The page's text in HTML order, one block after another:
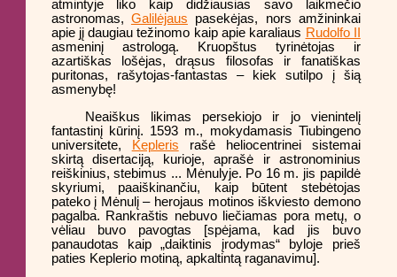
atmintyje liko kaip didžiausias savo laikmečio
astronomas, Galilėjaus pasekėjas, nors amžininkai
apie jį daugiau težinomo kaip apie karaliaus Rudolfo II
asmeninį astrologą. Kruopštus tyrinėtojas ir
azartiškas lošėjas, drąsus filosofas ir fanatiškas
puritonas, rašytojas-fantastas – kiek sutilpo į šią
asmenybę!
Neaiškus likimas persekiojo ir jo vienintelį
fantastinį kūrinį. 1593 m., mokydamasis Tiubingeno
universitete,
Kepleris rašė heliocentrinei sistemai
skirtą disertaciją, kurioje, aprašė ir astronominius
reiškinius, stebimus ... Mėnulyje. Po 16 m. jis papildė
skyriumi, paaiškinančiu, kaip būtent stebėtojas
pateko į Mėnulį – herojaus motinos iškviesto demono
pagalba. Rankraštis nebuvo liečiamas pora metų, o
vėliau buvo pavogtas [spėjama, kad jis buvo
panaudotas kaip „daiktinis įrodymas“ byloje prieš
paties Keplerio motiną, apkaltintą raganavimu].